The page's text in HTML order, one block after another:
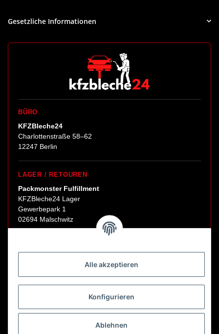
Alle akzeptieren
Konfigurieren
Ablehnen
Gesetzliche Informationen
BÜRO
KFZBleche24
Charlottenstraße 58–62
12247 Berlin
LAGER / RETOUREN
Packmonster Fulfillment
KFZBleche24 Lager
Gewerbepark 1
02694 Malschwitz
Abholungen nur nach Terminvereinbarung.
E-Mail:sales@kfzbleche24.de
Vertrag widerrufen